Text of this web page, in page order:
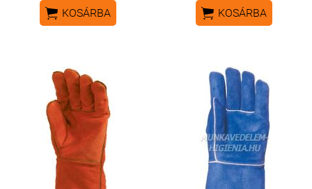
 KOSÁRBA  KOSÁRBA